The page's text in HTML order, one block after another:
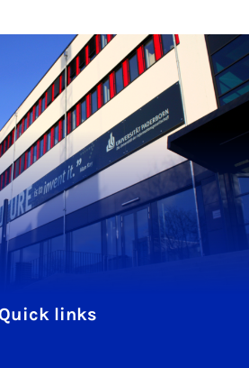
Quick links